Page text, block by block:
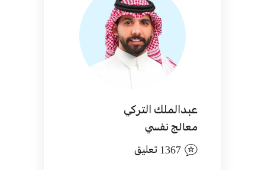
عبدالملك التركي
معالج نفسي
1367 تعليق